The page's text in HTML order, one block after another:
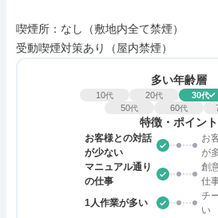
喫煙所：なし（敷地内全て禁煙）
受動喫煙対策あり（屋内禁煙）
多い年齢層
10代 20代 30代
50代 60代
特徴・ポイント
お客様との対話
が少ない
お
が
マニュアル通り
の仕事
創
仕
1人作業が多い
チ
い